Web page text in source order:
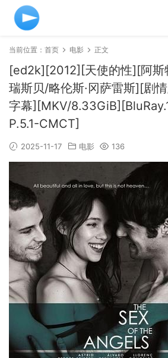
当前位置： 首页 电影 正文
[ed2k][2012][天使的性][阿斯
瑞斯贝/略伦斯·冈萨雷斯][剧
字幕][MKV/
P.5.1-CMCT]
2025-11-17 电影 136